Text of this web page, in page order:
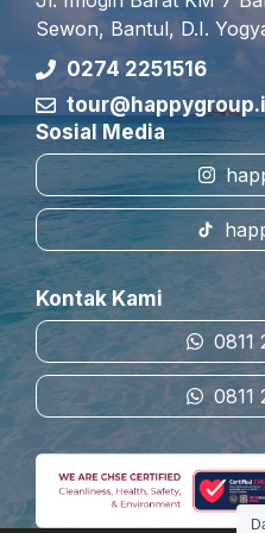
Sewon, Bantul, D.I.
0274 2251516
Sosial Media
Kontak Kami
0811
0811